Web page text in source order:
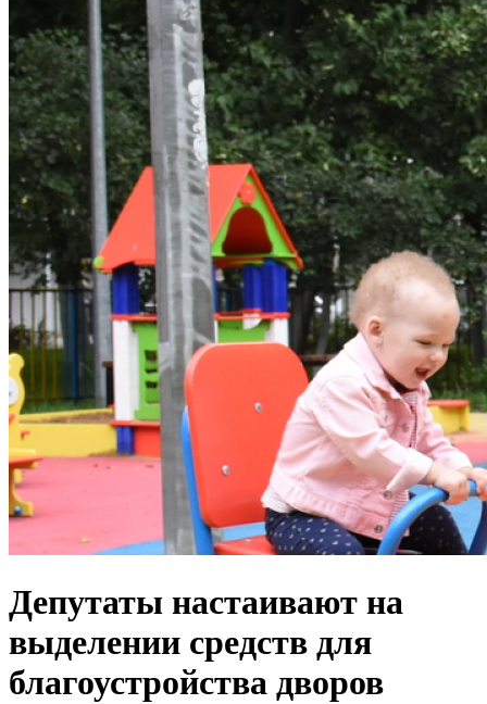
Депутаты настаивают на
выделении средств для
благоустройства дворов